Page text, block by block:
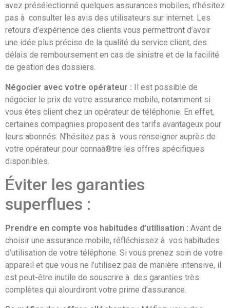
avez présélectionné quelques assurances mobiles, n’hésitez
pas à consulter les avis des utilisateurs sur internet. Les
retours d’expérience des clients vous permettront d’avoir
une idée plus précise de la qualité du service client, des
délais de remboursement en cas de sinistre et de la facilité
de gestion des dossiers.
Négocier avec votre opérateur : Il est possible de
négocier le prix de votre assurance mobile, notamment si
vous êtes client chez un opérateur de téléphonie. En effet,
certaines compagnies proposent des tarifs avantageux pour
leurs abonnés. N’hésitez pas à vous renseigner auprès de
votre opérateur pour connaà®tre les offres spécifiques
disponibles.
Éviter les garanties
superflues :
Prendre en compte vos habitudes d’utilisation : Avant de
choisir une assurance mobile, réfléchissez à vos habitudes
d’utilisation de votre téléphone. Si vous prenez soin de votre
appareil et que vous ne l’utilisez pas de manière intensive, il
est peut-être inutile de souscrire à des garanties très
complètes qui alourdiront votre prime d’assurance.